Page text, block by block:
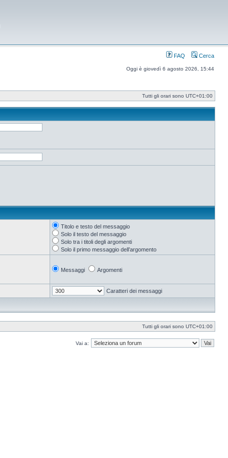
FAQ Cerca
Oggi è giovedì 6 agosto 2026, 15:44
Tutti gli orari sono UTC+01:00
Titolo e testo del messaggio
Solo il testo del messaggio
Solo tra i titoli degli argomenti
Solo il primo messaggio dell’argomento
Messaggi Argomenti
Caratteri dei messaggi
Tutti gli orari sono UTC+01:00
Vai a: